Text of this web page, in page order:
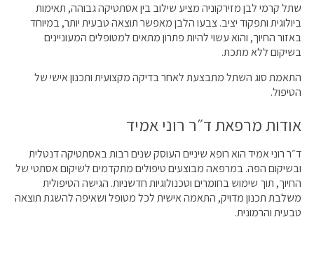
שתל קרמי לבן מזירקוניה מציע שילוב בין אסתטיקה גבוהה, תאימות
ביולוגית ותפקוד יציב. צבעו הלבן מאפשר תוצאה טבעית יותר, במיוחד
באזור החיוך, והוא עשוי להיות פתרון מתאים למטופלים המעוניינים
בשיקום ללא מתכת.
התאמת סוג השתל מתבצעת לאחר בדיקה מקצועית ותכנון אישי של
הטיפול.
אודות מרפאת ד״ר רוני אמיד
ד״ר רוני אמיד הוא רופא שיניים העוסק שנים רבות באסתטיקה דנטלית
ובשיקום הפה. במרפאה מבוצעים טיפולים מתקדמים לשיקום אסתטי של
החיוך, תוך שימוש בחומרים וטכנולוגיות חדשניות. הגישה הטיפולית
משלבת תכנון מדויק, התאמה אישית לכל מטופל ושאיפה להשגת תוצאה
טבעית והרמונית.